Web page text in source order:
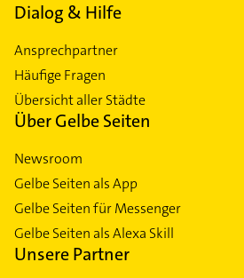
Dialog & Hilfe
Ansprechpartner
Häufige Fragen
Übersicht aller Städte
Über Gelbe Seiten
Newsroom
Gelbe Seiten als App
Gelbe Seiten für Messenger
Gelbe Seiten als Alexa Skill
Unsere Partner